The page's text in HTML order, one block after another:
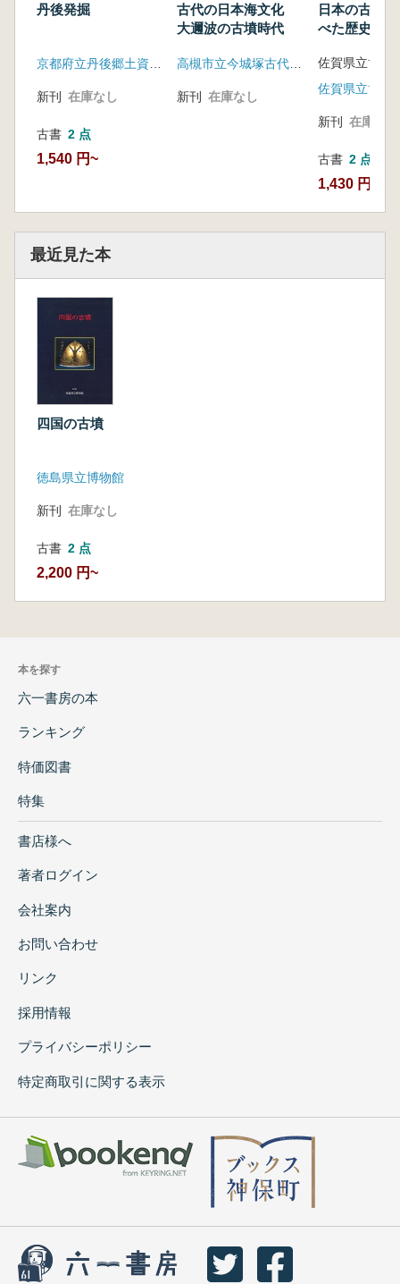
丹後発掘
新刊 在庫なし
古書 2 点
1,540 円~
古代の日本海文化
大邇波の古墳時代
新刊 在庫なし
日本の古墳
べた歴史の謎
佐賀県立博
佐賀県立博物
新刊 在庫なし
古書 2 点
1,430 円~
最近見た本
四国の古墳
徳島県立博物館
新刊 在庫なし
古書 2 点
2,200 円~
本を探す
六一書房の本
ランキング
特価図書
特集
書店様へ
著者ログイン
会社案内
お問い合わせ
リンク
採用情報
プライバシーポリシー
特定商取引に関する表示